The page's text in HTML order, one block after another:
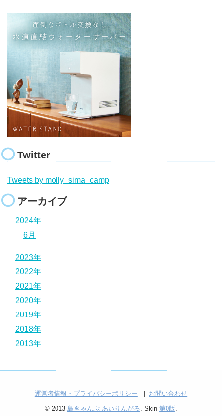
Twitter
Tweets by molly_sima_camp
アーカイブ
2024年
6月
2023年
2022年
2021年
2020年
2019年
2018年
2013年
運営者情報・プライバシーポリシー
お問い合わせ
© 2013 島きゃんぷ あいりんがる . Skin 第0版